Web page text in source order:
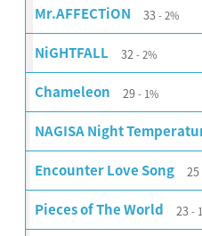
Mr.AFFECTiON 33 2%
NiGHTFALL 32 2%
Chameleon 29 1%
NAGISA Night
Encounter Love Song 25
Pieces of The World 23